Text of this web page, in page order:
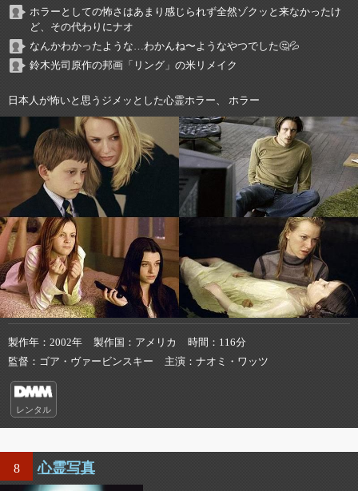
ホラーとしての怖さはあまり感じられず全然ゾクッと来なかったけ
ど、その代わりにナオ
なんかわかったような…わかんね〜ようなやつでした🤔💦
鈴木光司原作の邦画「リング」の米リメイク
日本人が怖いと思うジメッとした心霊ホラー、 ホラー
製作年 2002年 製作国 アメリカ 時間
116分
監督
ゴア・ヴァービンスキー 主演 ナオミ・ワッツ
レンタル
8 心霊写真